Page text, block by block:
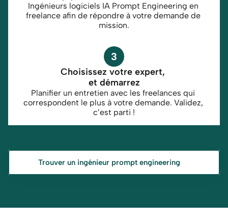
Ingénieurs logiciels IA Prompt Engineering en
freelance afin de répondre à votre demande de
mission.
3
Choisissez votre expert,
et démarrez
Planifier un entretien avec les freelances qui
correspondent le plus à votre demande. Validez,
c’est parti !
Trouver un ingénieur prompt engineering